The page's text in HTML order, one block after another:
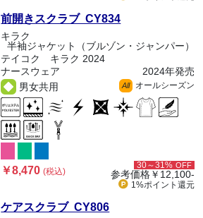
前開きスクラブ CY834
キラク
半袖ジャケット（ブルゾン・ジャンパー）
テイコク キラク 2024
ナースウェア
2024年発売
男女共用
All オールシーズン
￥8,470(税込)
30～31% OFF
参考価格￥12,100-
1%ポイント 還元
ケアスクラブ CY806